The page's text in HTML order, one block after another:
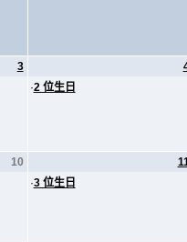
3
·2 位生日
10
·3 位生日